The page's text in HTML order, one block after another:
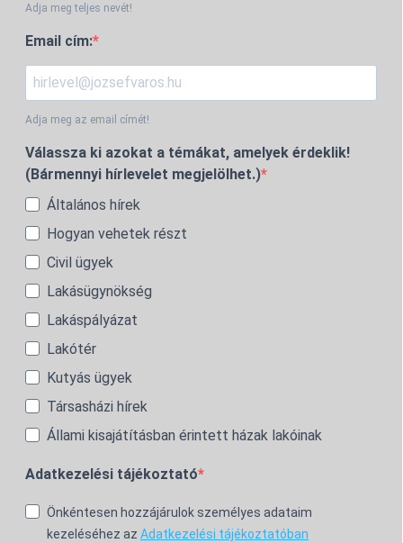
Adja meg teljes nevét!
Email cím:
Adja meg az email címét!
Válassza ki azokat a témákat, amelyek érdeklik!
(Bármennyi hírlevelet megjelölhet.)
Általános hírek
Hogyan vehetek részt
Civil ügyek
Lakásügynökség
Lakáspályázat
Lakótér
Kutyás ügyek
Társasházi hírek
Állami kisajátításban érintett házak lakóinak
Adatkezelési tájékoztató
Önkéntesen hozzájárulok személyes adataim
kezeléséhez az Adatkezelési tájékoztatóban